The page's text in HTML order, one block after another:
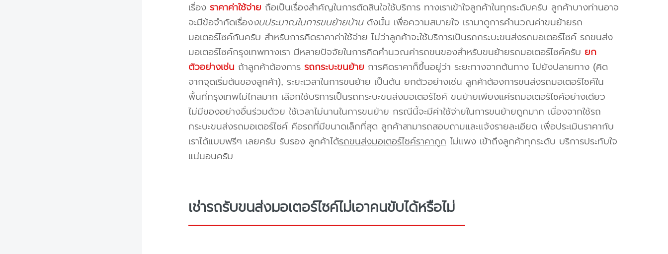
เรื่อง ราคาค่าใช้จ่าย ถือเป็นเรื่องสำคัญในการตัดสินใจใช้บริการ ทางเราเข้าใจลูกค้าในทุกระดับครับ ลูกค้าบางท่านอาจ
จะมีข้อจำกัดเรื่องงบประมาณในการขนย้ายบ้านดังนั้น เพื่อความสบายใจ เรามาดูการคำนวณค่าขนย้ายรถ
มอเตอร์ไซค์กันครับ สำหรับการคิดราคาค่าใช้จ่าย ไม่ว่าลูกค้าจะใช้บริการเป็นรถกระบะขนส่งรถมอเตอร์ไซค์ รถขนส่ง
มอเตอร์ไซค์กรุงเทพทางเรา มีหลายปัจจัยในการคิดคำนวณค่ารถขนของสำหรับขนย้ายรถมอเตอร์ไซค์ครับ ยก
ตัวอย่างเช่น ถ้าลูกค้าต้องการ รถกระบะขนย้าย การคิดราคาก็ขึ้นอยู่ว่า ระยะทางจากต้นทาง ไปยังปลายทาง (คิด
จากจุดเริ่มต้นของลูกค้า), ระยะเวลาในการขนย้าย เป็นต้น ยกตัวอย่างเช่น ลูกค้าต้องการขนส่งรถมอเตอร์ไซค์ใน
พื้นที่กรุงเทพไม่ไกลมาก เลือกใช้บริการเป็นรถกระบะขนส่งมอเตอร์ไซค์ ขนย้ายเพียงแค่รถมอเตอร์ไซค์อย่างเดียว
ไม่มีของอย่างอื่นร่วมด้วย ใช้เวลาไม่นานในการขนย้าย กรณีนี้จะมีค่าใช้จ่ายในการขนย้ายถูกมาก เนื่องจากใช้รถ
กระบะขนส่งรถมอเตอร์ไซค์ คือรถที่มีขนาดเล็กที่สุด ลูกค้าสามารถสอบถามและแจ้งรายละเอียด เพื่อประเมินราคากับ
เราได้แบบฟรีๆ เลยครับ รับรอง ลูกค้าได้รถขนส่งมอเตอร์ไซค์ราคาถูกไม่แพง เข้าถึงลูกค้าทุกระดับ บริการประทับใจ
แน่นอนครับ
เช่ารถรับขนส่งมอเตอร์ไซค์ไม่เอาคนขับได้หรือไม่